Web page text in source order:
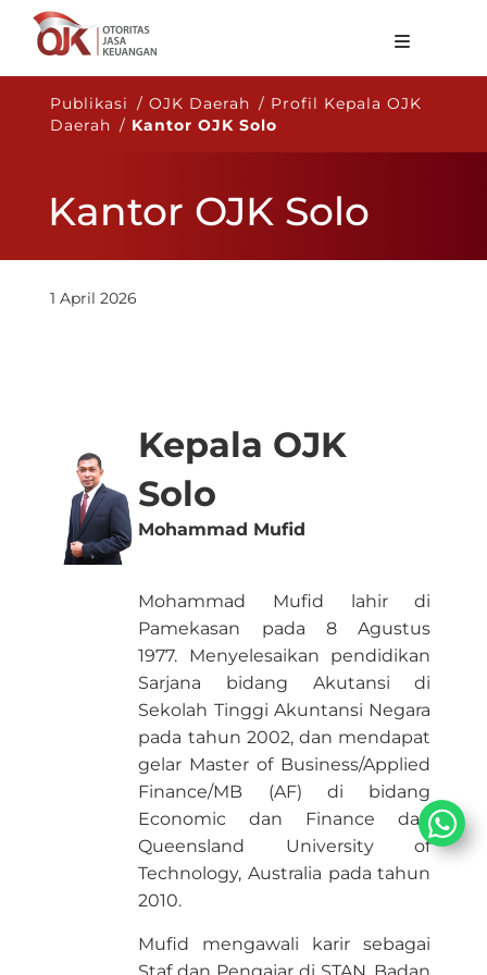
Tentang OJK
Fungsi Utama
Regulasi
Statistik
Layanan
Publikasi / OJK Daerah / Profil Kepala OJK
Daerah / Kantor OJK Solo
Kantor OJK Solo
1 April 2026
Kepala OJK​
Solo
​Mohammad Mufid​​
Mohammad Mufid lahir di
Pamekasan pada 8 Agustus
1977. Menyelesaikan pendidikan
Sarjana bidang Akutansi di
Sekolah Tin​ggi Akuntansi Negara
pada tahun 2002, dan mendapat
gelar Master of Business/Applied
Finance/MB (AF) di bidang
Economic dan Finance dari
Queensland University of
Technology, Australia pada tahun
2010.
Mufid mengawali karir sebagai